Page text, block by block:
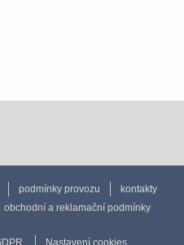
podmínky provozu
kontakty
obchodní a reklamační podmínky
Nastavení cookies